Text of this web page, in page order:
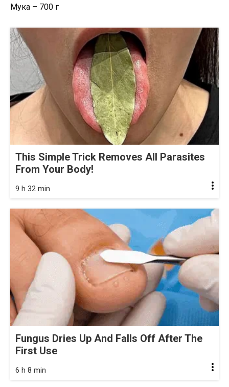
Мука – 700 г
This Simple Trick Removes All Parasites
From Your Body!
9 h 32 min
Fungus Dries Up And Falls Off After The
First Use
6 h 8 min